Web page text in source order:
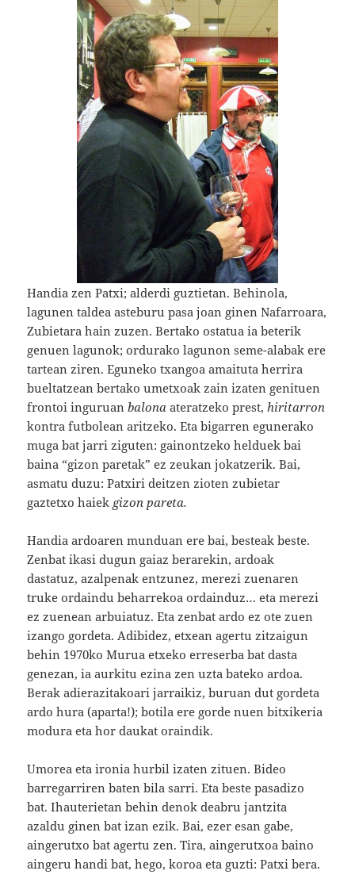
Handia zen Patxi; alderdi guztietan. Behinola,
lagunen taldea asteburu pasa joan ginen Nafarroara,
Zubietara hain zuzen. Bertako ostatua ia beterik
genuen lagunok; ordurako lagunon seme-alabak ere
tartean ziren. Eguneko txangoa amaituta herrira
bueltatzean bertako umetxoak zain izaten genituen
frontoi inguruanbalona ateratzeko prest,hiritarron
kontra futbolean aritzeko. Eta bigarren egunerako
muga bat jarri ziguten: gainontzeko helduek bai
baina “gizon paretak” ez zeukan jokatzerik. Bai,
asmatu duzu: Patxiri deitzen zioten zubietar
gaztetxo haiek gizon pareta.
Handia ardoaren munduan ere bai, besteak beste.
Zenbat ikasi dugun gaiaz berarekin, ardoak
dastatuz, azalpenak entzunez, merezi zuenaren
truke ordaindu beharrekoa ordainduz… eta merezi
ez zuenean arbuiatuz. Eta zenbat ardo ez ote zuen
izango gordeta. Adibidez, etxean agertu zitzaigun
behin 1970ko Murua etxeko erreserba bat dasta
genezan, ia aurkitu ezina zen uzta bateko ardoa.
Berak adierazitakoari jarraikiz, buruan dut gordeta
ardo hura (aparta!); botila ere gorde nuen bitxikeria
modura eta hor daukat oraindik.
Umorea eta ironia hurbil izaten zituen. Bideo
barregarriren baten bila sarri. Eta beste pasadizo
bat. Ihauterietan behin denok deabru jantzita
azaldu ginen bat izan ezik. Bai, ezer esan gabe,
aingerutxo bat agertu zen. Tira, aingerutxoa baino
aingeru handi bat, hego, koroa eta guzti: Patxi bera.